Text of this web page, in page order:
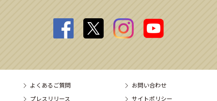
よくあるご質問
お問い合わせ
プレスリリース
サイトポリシー